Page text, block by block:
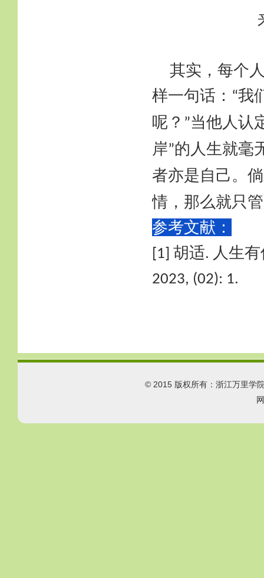
其实，每个
样一句话： “我
呢？ ”当他人认
岸”的人生就毫
者亦是自己。
情，那么就只
参考文献：
[1] 胡适. 人生
2023, (02): 1.
© 2015 版权所有：浙江万里学